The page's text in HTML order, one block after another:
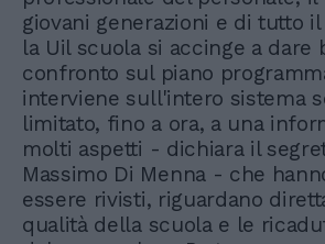
giovani generazioni e di tutto il
la Uil scuola si accinge a dare
confronto sul piano
interviene sull'intero sistema
limitato, fino a ora, a una
molti aspetti - dichiara il
Massimo Di Menna - che
essere rivisti, riguardano
qualità della scuola e le